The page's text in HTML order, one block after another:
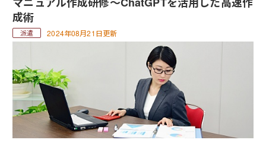
成術
2024年08月21日更新